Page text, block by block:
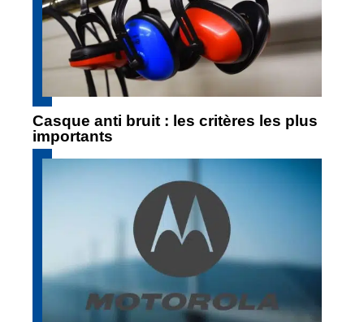
Casque anti bruit : les critères les plus
importants